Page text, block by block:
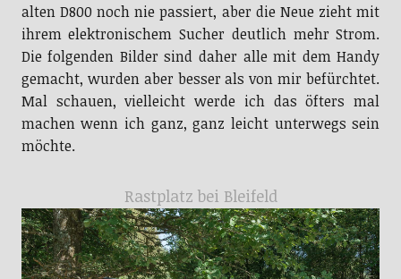
alten D800 noch nie passiert, aber die Neue zieht mit
ihrem elektronischem Sucher deutlich mehr Strom.
Die folgenden Bilder sind daher alle mit dem Handy
gemacht, wurden aber besser als von mir befürchtet.
Mal schauen, vielleicht werde ich das öfters mal
machen wenn ich ganz, ganz leicht unterwegs sein
möchte.
Rastplatz bei Bleifeld